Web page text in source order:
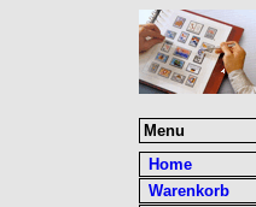
Menu
Home
Warenkorb